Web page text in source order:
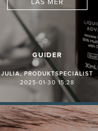
LÄS MER
GUIDER
JULIA, PRODUKTSPECIALIST
2025-01-30 15:28